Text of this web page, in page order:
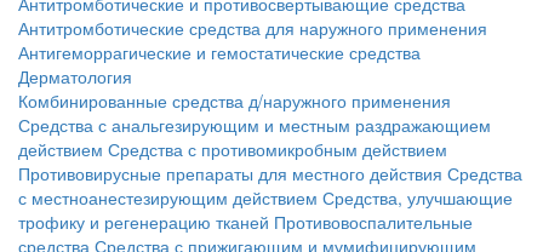
Антитромботические средства для наружного применения
Антигеморрагические и гемостатические средства
Дерматология
Комбинированные средства д/наружного применения
Средства с анальгезирующим и местным раздражающием
действием Средства с противомикробным действием
Противовирусные препараты для местного действия Средства
с местноанестезирующим действием Средства, улучшающие
трофику и регенерацию тканей Противовоспалительные
средства Средства с прижигающим и мумифицирующим